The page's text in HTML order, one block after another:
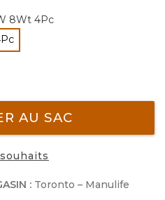
8Wt 4Pc
AU SAC
: Toronto – Manulife